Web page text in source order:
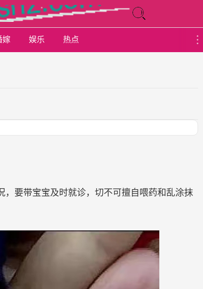
嫁 娱乐 热点
要带宝宝及时就诊，切不可擅自喂药和乱涂抹